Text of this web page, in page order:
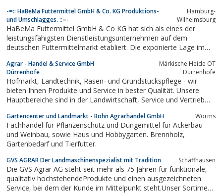
-=:: HaBeMa Futtermittel GmbH & Co. KG Produktions-
und Umschlagges. ::=-
Hamburg-
Wilhelmsburg
HaBeMa Futtermittel GmbH & Co KG hat sich als eines der
leistungsfähigsten Dienstleistungsunternehmen auf dem
deutschen Futtermittelmarkt etabliert. Die exponierte Lage im
weltweiten Im- und Export, macht die HaBeMa zu einem
Agrar - Handel & Service GmbH
Dürrenhofe
Märkische Heide OT
Dürrenhofe
Hofmarkt, Landtechnik, Rasen- und Grundstückspflege - wir
bieten Ihnen Produkte und Service in bester Qualität. Unsere
Hauptbereiche sind in der Landwirtschaft, Service und Vertrieb
Gartencenter und Landmarkt - Bohn Agrarhandel GmbH Worms
Fachhandel für Pflanzenschutz und Düngemittel für Ackerbau
und Weinbau, sowie Haus und Hobbygarten. Brennholz,
Gartenbedarf und Tierfutter.
GVS AGRAR Der Landmaschinenspezialist mit Tradition Schaffhausen
Die GVS Agrar AG steht seit mehr als 75 Jahren für funktionale,
qualitativ hochstehendeProdukte und einen ausgezeichneten
Service, bei dem der Kunde im Mittelpunkt steht.Unser Sortiment